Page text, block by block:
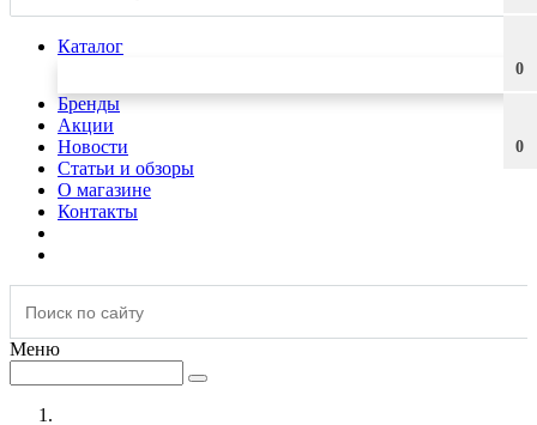
0
0
Каталог
Бренды
Акции
Новости
Статьи и обзоры
О магазине
Контакты
Меню